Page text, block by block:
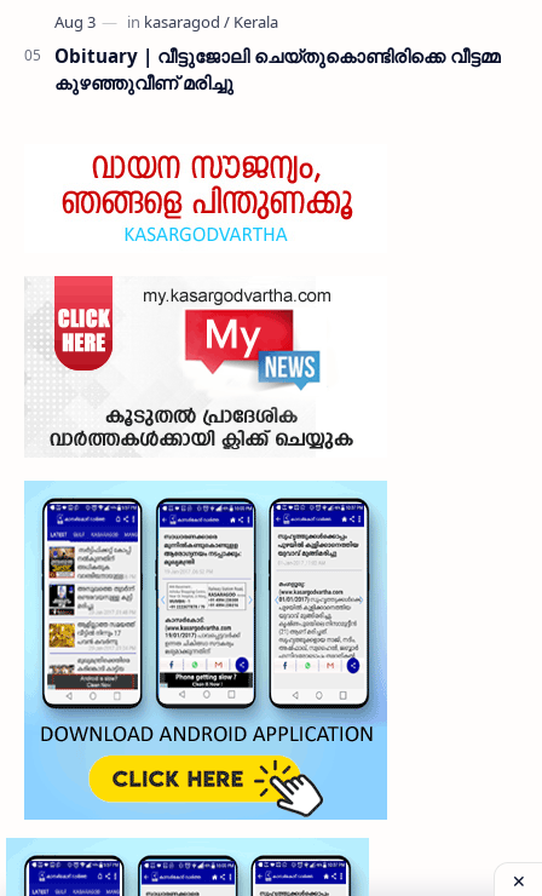
Obituary | വീട്ടുജോലി ചെയ്തുകൊണ്ടിരിക്കെ വീട്ടമ്മ
കുഴഞ്ഞുവീണ് മരിച്ചു